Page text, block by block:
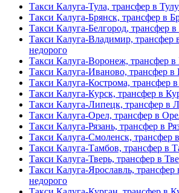
Такси Калуга-Тула, трансфер в
Такси Калуга-Брянск, трансфер в
Такси Калуга-Белгород, трансфер
Такси Калуга-Владимир, трансфер
недорого
Такси Калуга-Воронеж, трансфер
Такси Калуга-Иваново, трансфер в
Такси Калуга-Кострома, трансфер
Такси Калуга-Курск, трансфер в
Такси Калуга-Липецк, трансфер в
Такси Калуга-Орел, трансфер в
Такси Калуга-Рязань, трансфер в
Такси Калуга-Смоленск, трансфер
Такси Калуга-Тамбов, трансфер в
Такси Калуга-Тверь, трансфер в
Такси Калуга-Ярославль, трансфер
недорого